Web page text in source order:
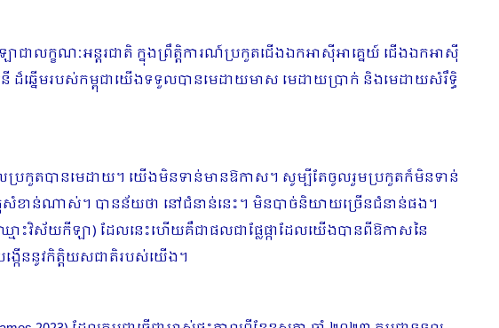
ជាលក្ខណៈអន្តរជាតិ ក្នុងព្រឹតិ្តការណ៍ប្រកួតជើងឯកអាស៊ីអាគ្នេយ៍ ជើងឯកអាស៊ី
នើមរបស់កម្ពុជាយើងទទួលបានមេដាយមាស មេដាយប្រាក់ និងមេដាយសំរឹទ្ធិ
រកួតបានមេដាយ។ យើងមិនទាន់មានឱកាស។ សូម្បីតែចូលរួមប្រកួតក៏មិនទាន់
សំខាន់ណាស់។ បានន័យថា នៅជំនាន់នេះ។ មិនបាច់និយាយច្រើនជំនាន់ផង។
ោះវិស័យកីឡា) ដែលនេះហើយគឺជាផលជាផ្លែផ្កាដែលយើងបានពីឱកាសនៃ
កើននូវកិត្តិយសជាតិរបស់យើង។